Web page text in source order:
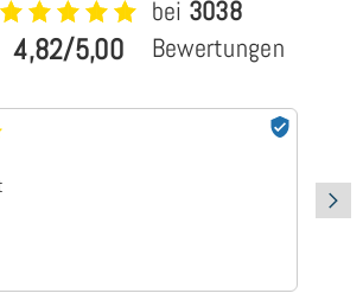
4,82/5,00
bei 3038
Bewertungen